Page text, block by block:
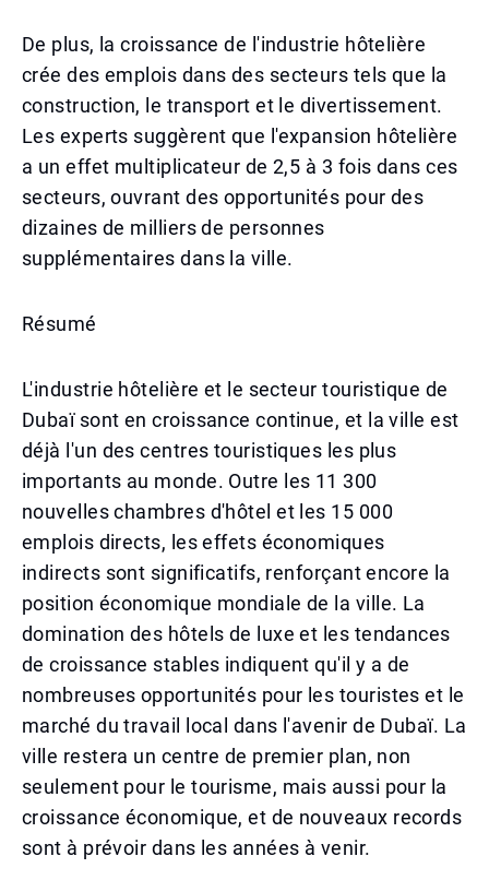
De plus, la croissance de l'industrie hôtelière
crée des emplois dans des secteurs tels que la
construction, le transport et le divertissement.
Les experts suggèrent que l'expansion hôtelière
a un effet multiplicateur de 2,5 à 3 fois dans ces
secteurs, ouvrant des opportunités pour des
dizaines de milliers de personnes
supplémentaires dans la ville.
Résumé
L'industrie hôtelière et le secteur touristique de
Dubaï sont en croissance continue, et la ville est
déjà l'un des centres touristiques les plus
importants au monde. Outre les 11 300
nouvelles chambres d'hôtel et les 15 000
emplois directs, les effets économiques
indirects sont significatifs, renforçant encore la
position économique mondiale de la ville. La
domination des hôtels de luxe et les tendances
de croissance stables indiquent qu'il y a de
nombreuses opportunités pour les touristes et le
marché du travail local dans l'avenir de Dubaï. La
ville restera un centre de premier plan, non
seulement pour le tourisme, mais aussi pour la
croissance économique, et de nouveaux records
sont à prévoir dans les années à venir.